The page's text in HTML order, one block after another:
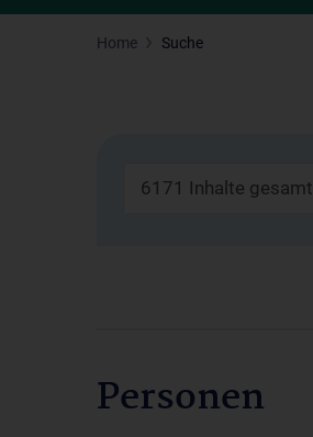
Home Suche
6171 Inhalte gesamt
Personen